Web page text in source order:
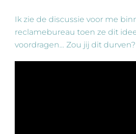
Ik zie de discussie voor me
reclamebureau toen ze dit
voordragen… Zou jij dit durven?